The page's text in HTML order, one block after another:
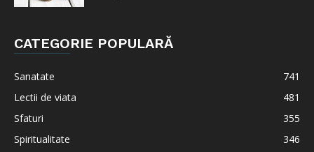
CATEGORIE POPULARĂ
Sanatate
741
Lectii de viata
481
Sfaturi
355
Spiritualitate
346